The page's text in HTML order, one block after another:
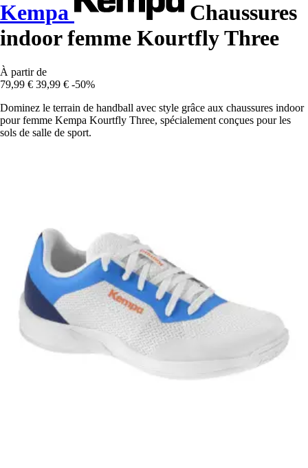
Kempa
Chaussures
indoor femme Kourtfly Three
À partir de
79,99 € 39,99 € -50%
Dominez le terrain de handball avec style grâce aux chaussures indoor
pour femme Kempa Kourtfly Three, spécialement conçues pour les
sols de salle de sport.